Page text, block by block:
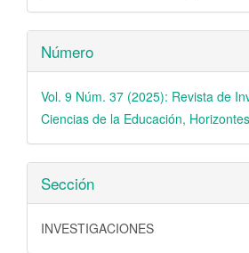
Número
Vol. 9 Núm. 37 (2025): Revista de
Ciencias de la Educación, Horizontes
Sección
INVESTIGACIONES